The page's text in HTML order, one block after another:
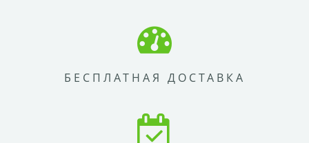
БЕСПЛАТНАЯ ДОСТАВКА